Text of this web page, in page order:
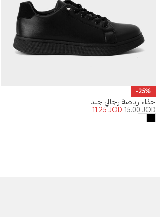
-25%
حذاء رياضة رجالي جلد
15.00JOD
11.25JOD